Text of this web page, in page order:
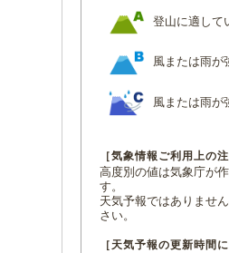
登山に適して
風または雨が
風または雨が
［気象情報ご利用上の注
高度別の値は気象庁が
す。
天気予報ではありませ
さい。
［天気予報の更新時間に